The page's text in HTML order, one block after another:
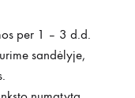
per 1 – 3 d.d.
sandėlyje,